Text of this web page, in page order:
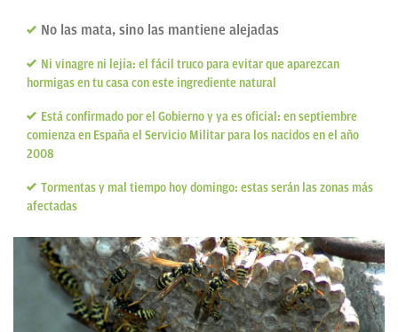
No las mata, sino las mantiene alejadas
Ni vinagre ni lejía: el fácil truco para evitar que aparezcan
hormigas en tu casa con este ingrediente natural
Está confirmado por el Gobierno y ya es oficial: en septiembre
comienza en España el Servicio Militar para los nacidos en el año
2008
Tormentas y mal tiempo hoy domingo: estas serán las zonas más
afectadas